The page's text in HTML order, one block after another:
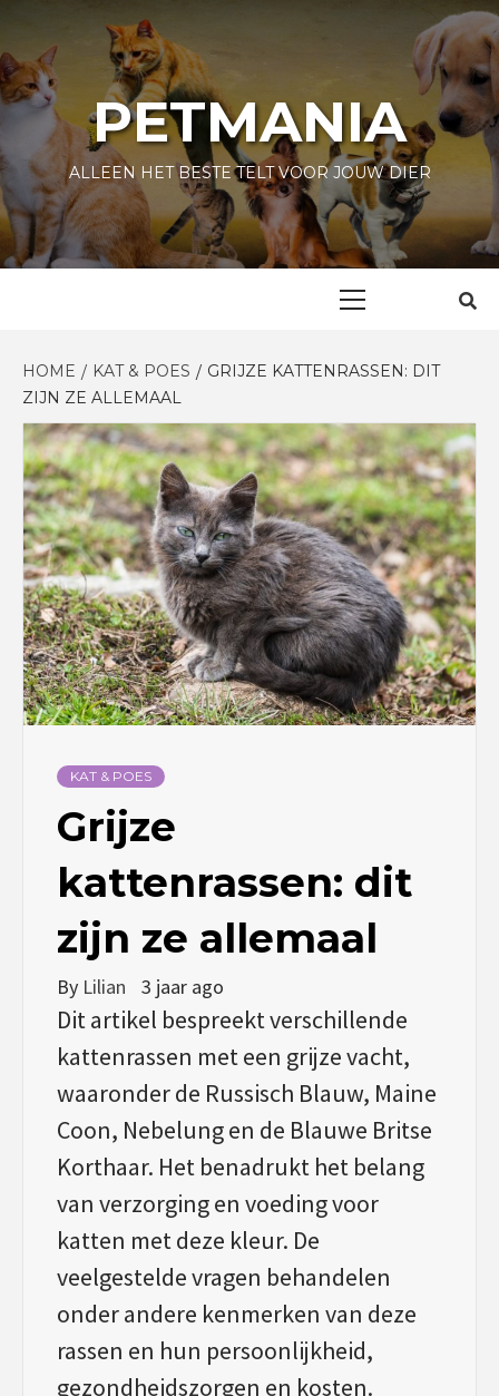
content
PETMANIA
ALLEEN HET BESTE TELT VOOR JOUW DIER
HOME KAT & POES
GRIJZE KATTENRASSEN: DIT
ZIJN ZE ALLEMAAL
KAT & POES
Grijze
kattenrassen: dit
zijn ze allemaal
By Lilian 3 jaar ago
Dit artikel bespreekt verschillende
kattenrassen met een grijze vacht,
waaronder de Russisch Blauw, Maine
Coon, Nebelung en de Blauwe Britse
Korthaar. Het benadrukt het belang
van verzorging en voeding voor
katten met deze kleur. De
veelgestelde vragen behandelen
onder andere kenmerken van deze
rassen en hun persoonlijkheid,
gezondheidszorgen en kosten.